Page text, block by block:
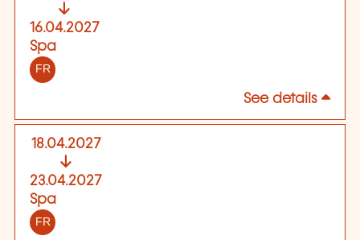
16.04.2027
Spa
FR
See details
18.04.2027
23.04.2027
Spa
FR